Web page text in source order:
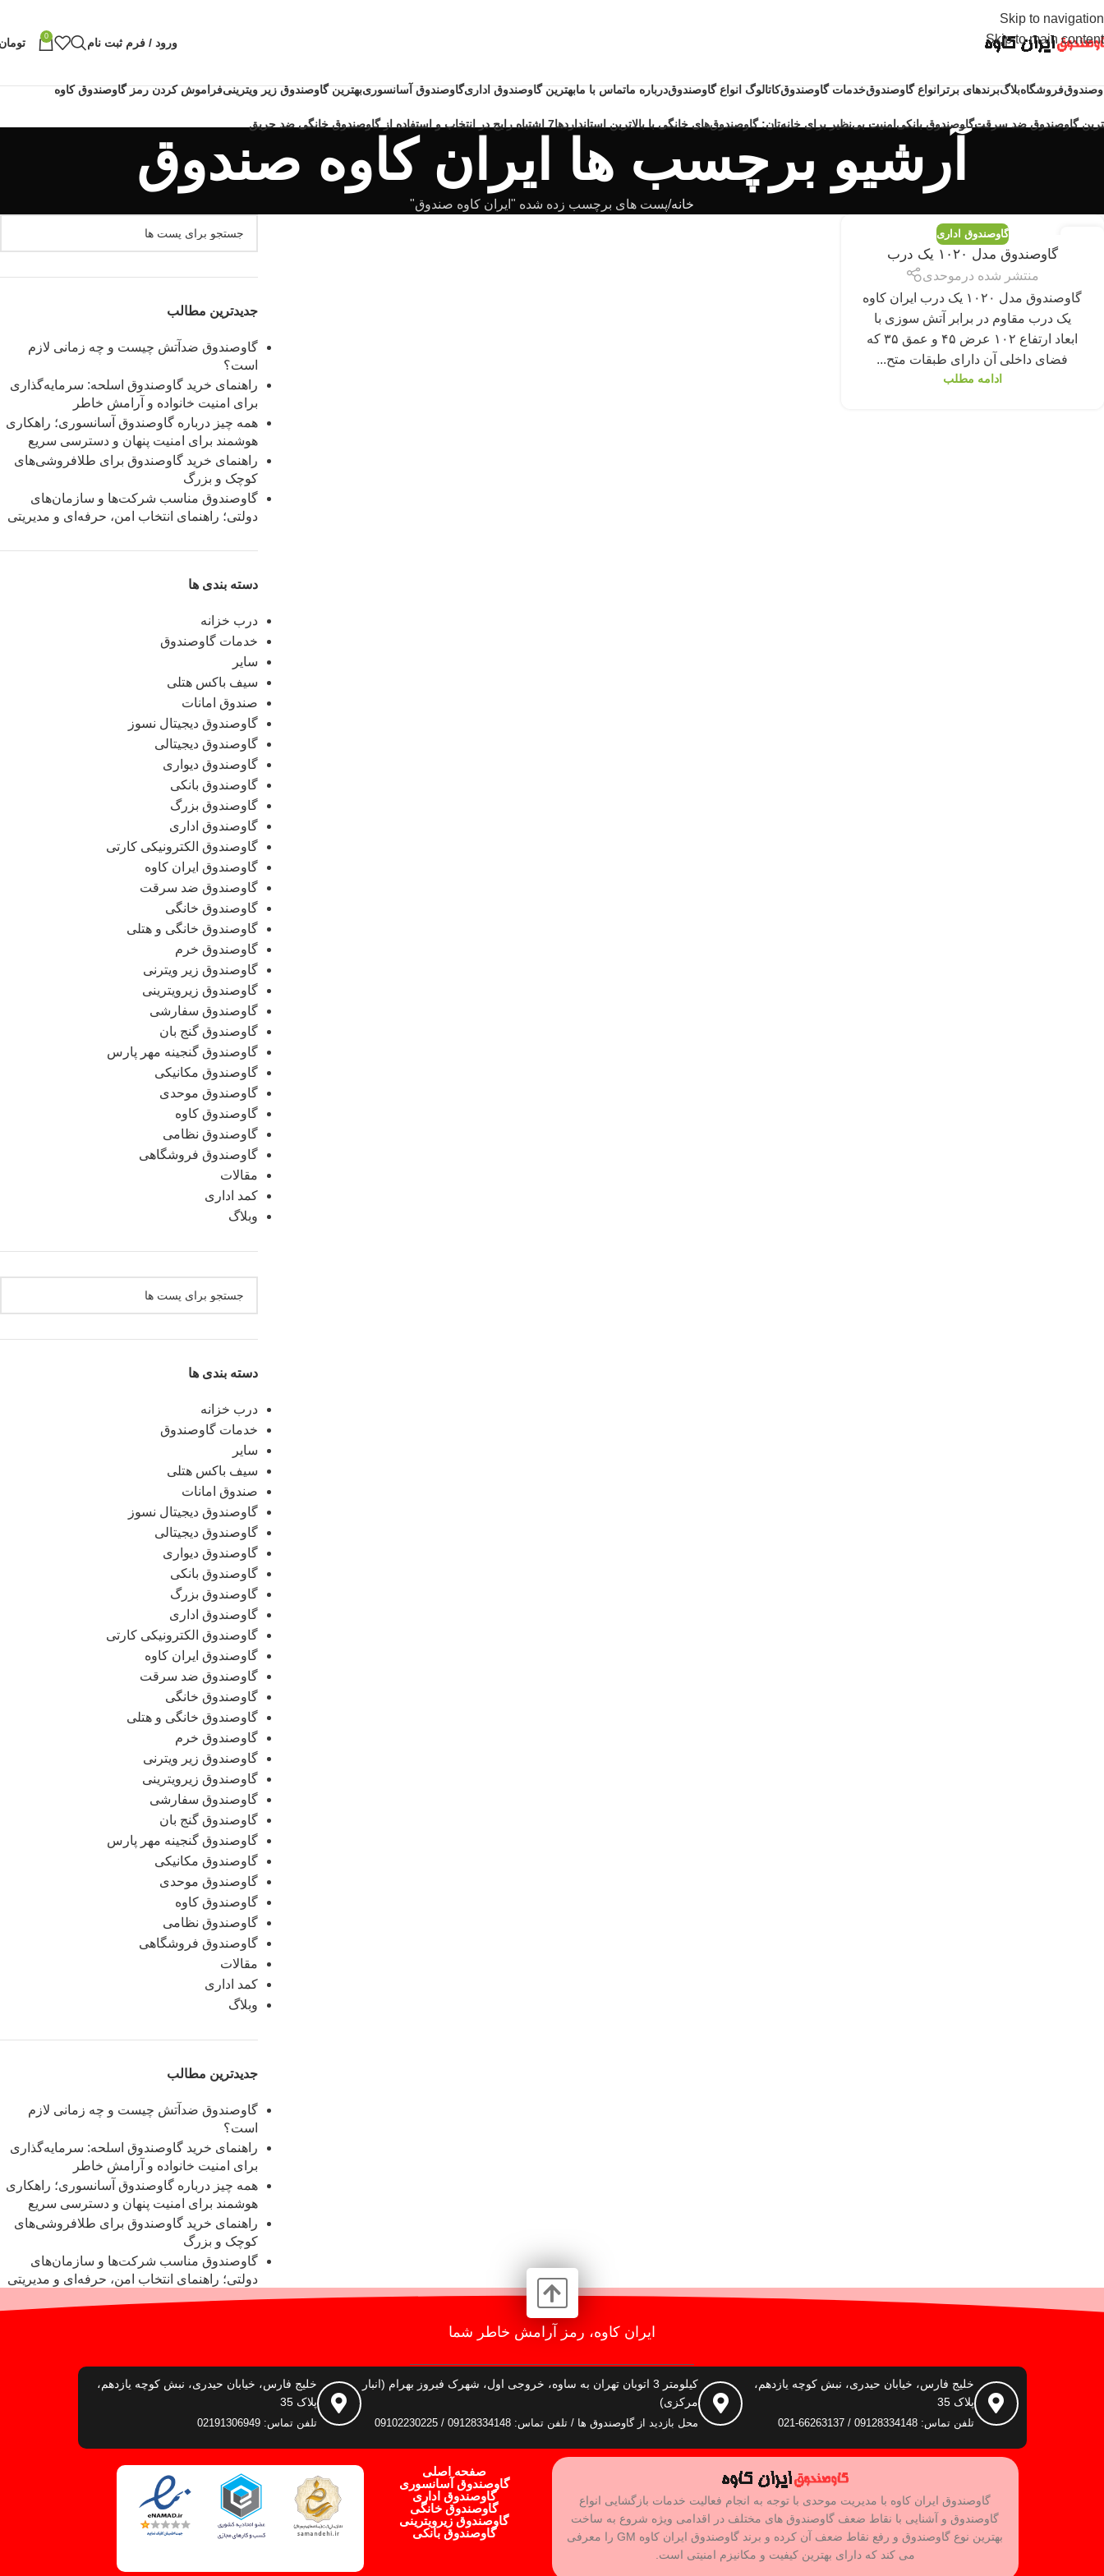
Skip to navigation
Skip to main content
ورود / فرم ثبت نام 0
فروشگاهبلاگبرندهای برترانواع گاوصندوقخدمات گاوصندوقکاتالوگ انواع گاوصندوقدرباره ماتماس با مابهترین گاوصندوق اداریگاوصندوق آسانسوریبهترین گاوصندوق زیر ویترینیفراموش کردن رمز گاوصندوق کاوه
گاوصندوق ضد سرقتگاوصندوق بانکیامنیت بی‌نظیر برای خانه‌تان: گاوصندوق‌های خانگی با بالاترین استانداردها7 اشتباه رایج در انتخاب و استفاده از گاوصندوق خانگی ضد حریق
آرشیو برچسب ها ایران کاوه صندوق
خانه پست های برچسب زده شده "ایران کاوه صندوق"
گاوصندوق اداری
گاوصندوق مدل ۱۰۲۰ یک درب
منتشر شده در موحدی
گاوصندوق مدل ۱۰۲۰ یک درب ایران کاوه
یک درب مقاوم در برابر آتش سوزی با
ابعاد ارتفاع ۱۰۲ عرض ۴۵ و عمق ۳۵ که
فضای داخلی آن دارای طبقات متح...
ادامه مطلب
جدیدترین مطالب
گاوصندوق ضدآتش چیست و چه زمانی لازم
است؟
راهنمای خرید گاوصندوق اسلحه: سرمایه‌گذاری
برای امنیت خانواده و آرامش خاطر
همه چیز درباره گاوصندوق آسانسوری؛ راهکاری
هوشمند برای امنیت پنهان و دسترسی سریع
راهنمای خرید گاوصندوق برای طلافروشی‌های
کوچک و بزرگ
گاوصندوق مناسب شرکت‌ها و سازمان‌های
دولتی؛ راهنمای انتخاب امن، حرفه‌ای و مدیریتی
دسته بندی ها
درب خزانه
خدمات گاوصندوق
سایر
سیف باکس هتلی
صندوق امانات
گاوصندوق دیجیتال نسوز
گاوصندوق دیجیتالی
گاوصندوق دیواری
گاوصندوق بانکی
گاوصندوق بزرگ
گاوصندوق اداری
گاوصندوق الکترونیکی کارتی
گاوصندوق ایران کاوه
گاوصندوق ضد سرقت
گاوصندوق خانگی
گاوصندوق خانگی و هتلی
گاوصندوق خرم
گاوصندوق زیر ویترنی
گاوصندوق زیرویترینی
گاوصندوق سفارشی
گاوصندوق گنج بان
گاوصندوق گنجینه مهر پارس
گاوصندوق مکانیکی
گاوصندوق موحدی
گاوصندوق کاوه
گاوصندوق نظامی
گاوصندوق فروشگاهی
مقالات
کمد اداری
وبلاگ
دسته بندی ها
درب خزانه
خدمات گاوصندوق
سایر
سیف باکس هتلی
صندوق امانات
گاوصندوق دیجیتال نسوز
گاوصندوق دیجیتالی
گاوصندوق دیواری
گاوصندوق بانکی
گاوصندوق بزرگ
گاوصندوق اداری
گاوصندوق الکترونیکی کارتی
گاوصندوق ایران کاوه
گاوصندوق ضد سرقت
گاوصندوق خانگی
گاوصندوق خانگی و هتلی
گاوصندوق خرم
گاوصندوق زیر ویترنی
گاوصندوق زیرویترینی
گاوصندوق سفارشی
گاوصندوق گنج بان
گاوصندوق گنجینه مهر پارس
گاوصندوق مکانیکی
گاوصندوق موحدی
گاوصندوق کاوه
گاوصندوق نظامی
گاوصندوق فروشگاهی
مقالات
کمد اداری
وبلاگ
جدیدترین مطالب
گاوصندوق ضدآتش چیست و چه زمانی لازم
است؟
راهنمای خرید گاوصندوق اسلحه: سرمایه‌گذاری
برای امنیت خانواده و آرامش خاطر
همه چیز درباره گاوصندوق آسانسوری؛ راهکاری
هوشمند برای امنیت پنهان و دسترسی سریع
راهنمای خرید گاوصندوق برای طلافروشی‌های
کوچک و بزرگ
گاوصندوق مناسب شرکت‌ها و سازمان‌های
دولتی؛ راهنمای انتخاب امن، حرفه‌ای و مدیریتی
ایران کاوه، رمز آرامش خاطر شما
خلیج فارس، خیابان حیدری، نبش کوچه یازدهم،
پلاک 35
تلفن تماس: 09128334148 / 66263137-021
کیلومتر 3 اتوبان تهران به ساوه، خروجی اول، شهرک فیروز بهرام (انبار
مرکزی)
محل بازدید از گاوصندوق ها / تلفن تماس: 09128334148 / 09102230225
خلیج فارس، خیابان حیدری، نبش کوچه یازدهم،
پلاک 35
تلفن تماس: 02191306949
گاوصندوق ایران کاوه با مدیریت موحدی با توجه به انجام فعالیت خدمات بازگشایی انواع
گاوصندوق و آشنایی با نقاط ضعف گاوصندوق های مختلف در اقدامی ویژه شروع به ساخت
بهترین نوع گاوصندوق و رفع نقاط ضعف آن کرده و برند گاوصندوق ایران کاوه GM را معرفی
می کند که دارای بهترین کیفیت و مکانیزم امنیتی است.
صفحه اصلی
گاوصندوق آسانسوری
گاوصندوق اداری
گاوصندوق خانگی
گاوصندوق زیرویترینی
گاوصندوق بانکی